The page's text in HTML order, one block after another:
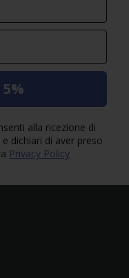
alla ricezione di
dichiari di aver preso
Privacy Policy